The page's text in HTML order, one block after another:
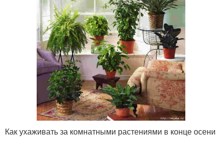
Как ухаживать за комнатными растениями в конце осени